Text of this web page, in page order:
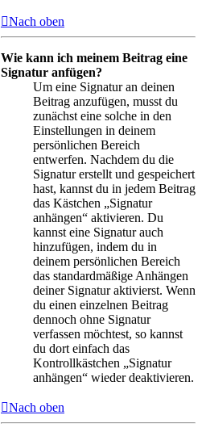
Nach oben
Wie kann ich meinem Beitrag eine
Signatur anfügen?
Um eine Signatur an deinen
Beitrag anzufügen, musst du
zunächst eine solche in den
Einstellungen in deinem
persönlichen Bereich
entwerfen. Nachdem du die
Signatur erstellt und gespeichert
hast, kannst du in jedem Beitrag
das Kästchen „Signatur
anhängen“ aktivieren. Du
kannst eine Signatur auch
hinzufügen, indem du in
deinem persönlichen Bereich
das standardmäßige Anhängen
deiner Signatur aktivierst. Wenn
du einen einzelnen Beitrag
dennoch ohne Signatur
verfassen möchtest, so kannst
du dort einfach das
Kontrollkästchen „Signatur
anhängen“ wieder deaktivieren.
Nach oben